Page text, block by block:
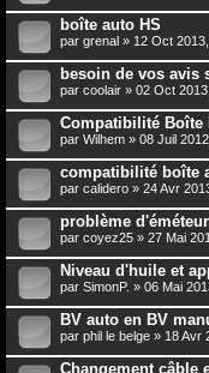
boîte auto HS
par grenal » 12 Oct
besoin de vos avis
par coolair » 02 Oct
Compatibilité Boîte
par Wilhem » 08 Juil
compatibilité boîte
par calidero » 24 Avr
problème
par coyez25 » 27 Mai
Niveau d'huile et
par SimonP. » 06 Mai
BV auto en BV
par phil le belge » 18 Avr
Changement câble